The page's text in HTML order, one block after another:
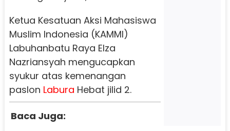
Ketua Kesatuan Aksi Mahasiswa
Muslim Indonesia (KAMMI)
Labuhanbatu Raya Elza
Nazriansyah mengucapkan
syukur atas kemenangan
paslon Labura Hebat jilid 2.
Baca Juga: